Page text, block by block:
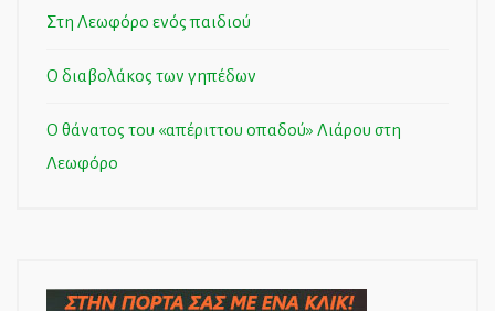
Στη Λεωφόρο ενός παιδιού
Ο διαβολάκος των γηπέδων
Ο θάνατος του «απέριττου οπαδού» Λιάρου στη
Λεωφόρο